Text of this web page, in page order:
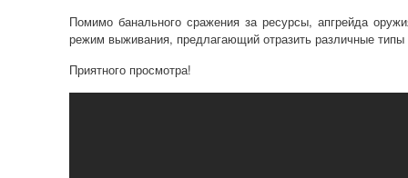
Помимо банального сражения за ресурсы, апгрейда
режим выживания, предлагающий отразить различные типы
Приятного просмотра!